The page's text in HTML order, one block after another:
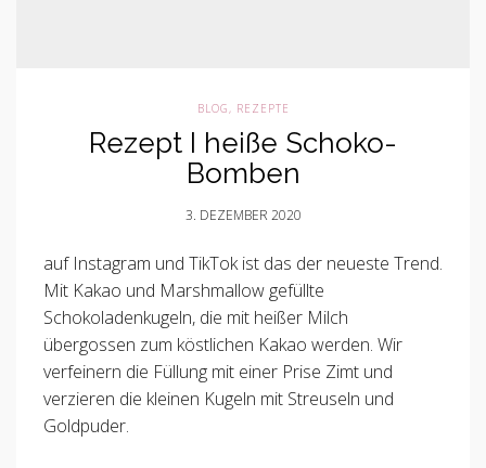
BLOG, REZEPTE
Rezept I heiße Schoko-
Bomben
3. DEZEMBER 2020
auf Instagram und TikTok ist das der neueste Trend.
Mit Kakao und Marshmallow gefüllte
Schokoladenkugeln, die mit heißer Milch
übergossen zum köstlichen Kakao werden. Wir
verfeinern die Füllung mit einer Prise Zimt und
verzieren die kleinen Kugeln mit Streuseln und
Goldpuder.